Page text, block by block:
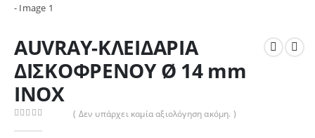
AUVRAY-ΚΛΕΙΔΑΡΙΑ
ΔΙΣΚΟΦΡΕΝΟΥ Ø 14 mm
INOX
( Δεν υπάρχει καμία αξιολόγηση ακόμη. )